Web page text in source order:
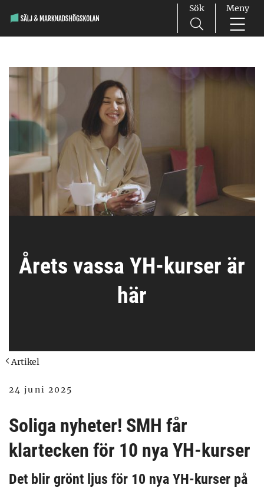
Sök Meny
Artikel
Årets vassa YH-kurser är
här
24 juni 2025
Soliga nyheter! SMH får
klartecken för 10 nya YH-kurser
Det blir grönt ljus för 10 nya YH-kurser på